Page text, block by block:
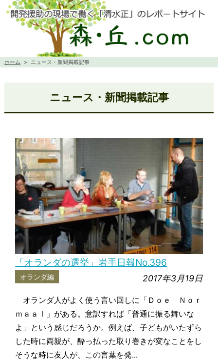
ホーム > ニュース・新聞掲載記事
ニュース・新聞掲載記事
「オランダの選挙」岩手日報No.396
オランダ編 2017年3月19日
オランダ人がよく使う言い回しに「Ｄｏｅ Ｎｏｒ
ｍａａｌ」がある。意訳すれば「普通に振る舞いな
よ」という感じだろうか。例えば、子どもがいたずら
した時に両親が、酔っ払った取り巻きが変なことをし
そうな時に友人が、この言葉を発...